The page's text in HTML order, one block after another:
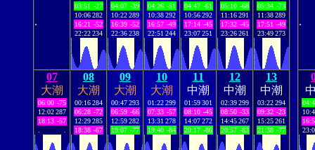
.
03:51 -27
10:06282
16:21 -52
22:22234
04:07 -39
10:22289
16:39 -52
22:36238
04:26 -51
10:38292
16:57 -49
22:51 244
04:47 -61
10:56292
17:14 -45
23:07251
05:10 -68
11:16291
17:32 -45
23:26261
05:34 -73
11:38289
17:51 -49
23:49273
07
大潮
06:00 -75
12:02287
18:13 -57
08
大潮
00:16284
06:28 -72
12:29285
18:38 -67
09
大潮
00:47293
06:59 -66
12:59282
19:07 -77
10
大潮
01:22299
07:33 -57
13:31 278
19:40 -84
11
中潮
01:59301
08:10 -45
14:07272
20:17 -86
12
中潮
02:39299
08:50 -33
14:45267
20:57 -83
13
中潮
03:22294
09:32 -23
15:25261
21:38 -77
.